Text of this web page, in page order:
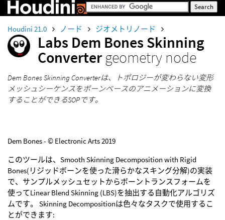
Houdini 21.0 ノード ジオメトリノード
Labs Dem Bones Skinning
Convertergeometry node
Dem Bones Skinning Converterは、トポロジーが変わらない変形
メッシュシーケンスをボーンベースのアニメーションに変換
することができるSOPです。
Dem Bones - © Electronic Arts 2019
このツールは、Smooth Skinning Decomposition with Rigid
Bones(リジッドボーンを使った滑らかなスキング分解)の実装
で、サンプルメッシュセットからボーントランスフォームを
使ってLinear Blend Skinning (LBS)を抽出する自動化アルゴリズ
ムです。 Skinning Decompositionは色々なタスクで使用するこ
とができます: